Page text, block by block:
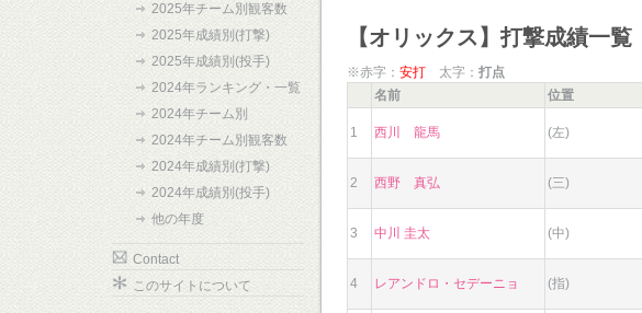
2025年チーム別観客数
2025年成績別(打撃)
2025年成績別(投手)
2024年ランキング・一覧
2024年チーム別
2024年チーム別観客数
2024年成績別(打撃)
2024年成績別(投手)
他の年度
Contact
このサイトについて
【オリックス】打撃成績一覧
※赤字： 安打 太字： 打点
名前
位置
1 西川 龍馬 (左)
2 西野 真弘 (三)
3 中川 圭太 (中)
4 レアンドロ・セデーニョ (指)